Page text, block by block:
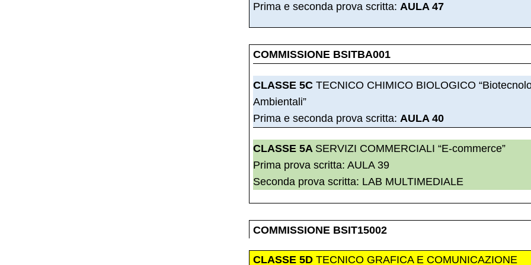
Prima e seconda prova scritta: AULA 47
COMMISSIONE BSITBA001
CLASSE 5CTECNICO CHIMICO BIOLOGICO
Ambientali”
Prima e seconda prova scritta: AULA 40
CLASSE 5A SERVIZI COMMERCIALI “E-commerce”
Prima prova scritta: AULA 39
Seconda prova scritta: LAB MULTIMEDIALE
COMMISSIONE BSIT15002
CLASSE 5DTECNICO GRAFICA E COMUNICAZIONE